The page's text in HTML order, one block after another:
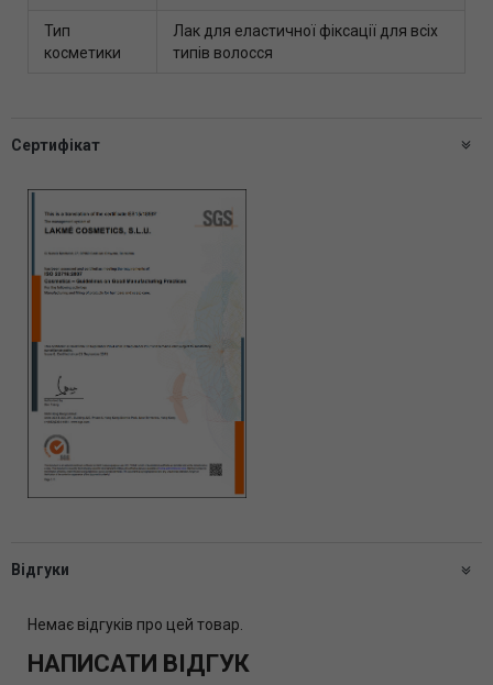
Тип
косметики
Лак для еластичної фіксації для всіх
типів волосся
Сертифікат
Відгуки
Немає відгуків про цей товар.
НАПИСАТИ ВІДГУК